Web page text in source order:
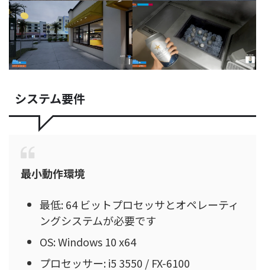
システム要件
最小動作環境
最低: 64 ビットプロセッサとオペレーティ
ングシステムが必要です
OS: Windows 10 x64
プロセッサー: i5 3550 / FX-6100